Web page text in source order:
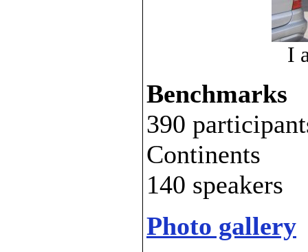
I
Benchmarks
390
Continents
140 speakers
Photo gallery